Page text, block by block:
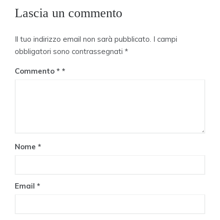
Lascia un commento
Il tuo indirizzo email non sarà pubblicato. I campi
obbligatori sono contrassegnati *
Commento *
Nome *
Email *